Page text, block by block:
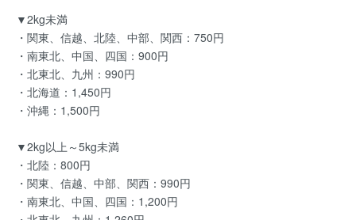
▼2kg未満
・関東、信越、北陸、中部、関西：750円
・南東北、中国、四国：900円
・北東北、九州：990円
・北海道：1,450円
・沖縄：1,500円
▼2kg以上～5kg未満
・北陸：800円
・関東、信越、中部、関西：990円
・南東北、中国、四国：1,200円